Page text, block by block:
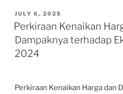
POSTED
ON
JULY 6, 2025
Perkiraan Kenaikan
Dampaknya terhadap
2024
Perkiraan Kenaikan Harga dan